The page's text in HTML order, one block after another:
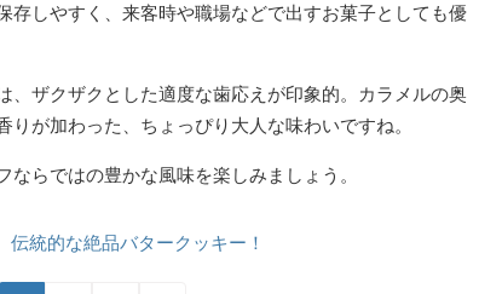
存しやすく、来客時や職場などで出すお菓子としても優
、ザクザクとした適度な歯応えが印象的。カラメルの奥
が加わった、ちょっぴり大人な味わいですね。
らではの豊かな風味を楽しみましょう。
伝統的な絶品バタークッキー！